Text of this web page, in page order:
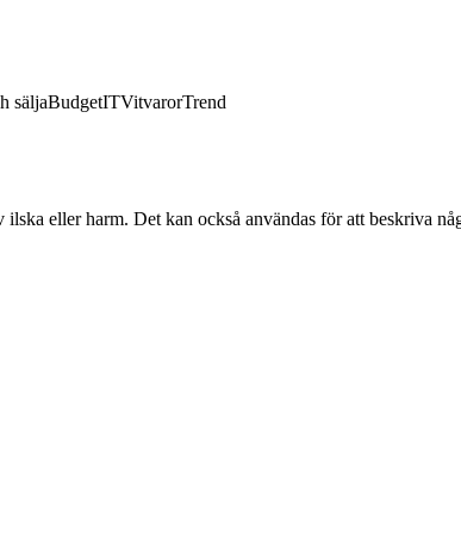
säljaBudgetITVitvarorTrend
eller harm. Det kan också användas för att beskriva